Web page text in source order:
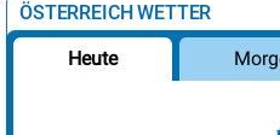
ÖSTERREICH WETTER
Heute